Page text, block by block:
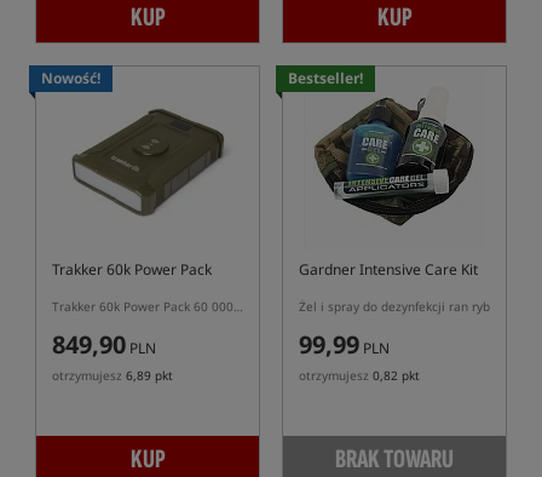
KUP KUP
Nowość!
Trakker 60k Power Pack
Trakker 60k Power Pack 60 000 mAh – powerbank LiFePO4 192 Wh
849,90 PLN
otrzymujesz 6,89 pkt
KUP
Bestseller!
Gardner Intensive Care Kit
Żel i spray do dezynfekcji ran ryb
99,99 PLN
otrzymujesz 0,82 pkt
BRAK TOWARU